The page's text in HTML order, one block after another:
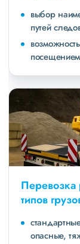
выбор
путей
посещением
типов
опасные,